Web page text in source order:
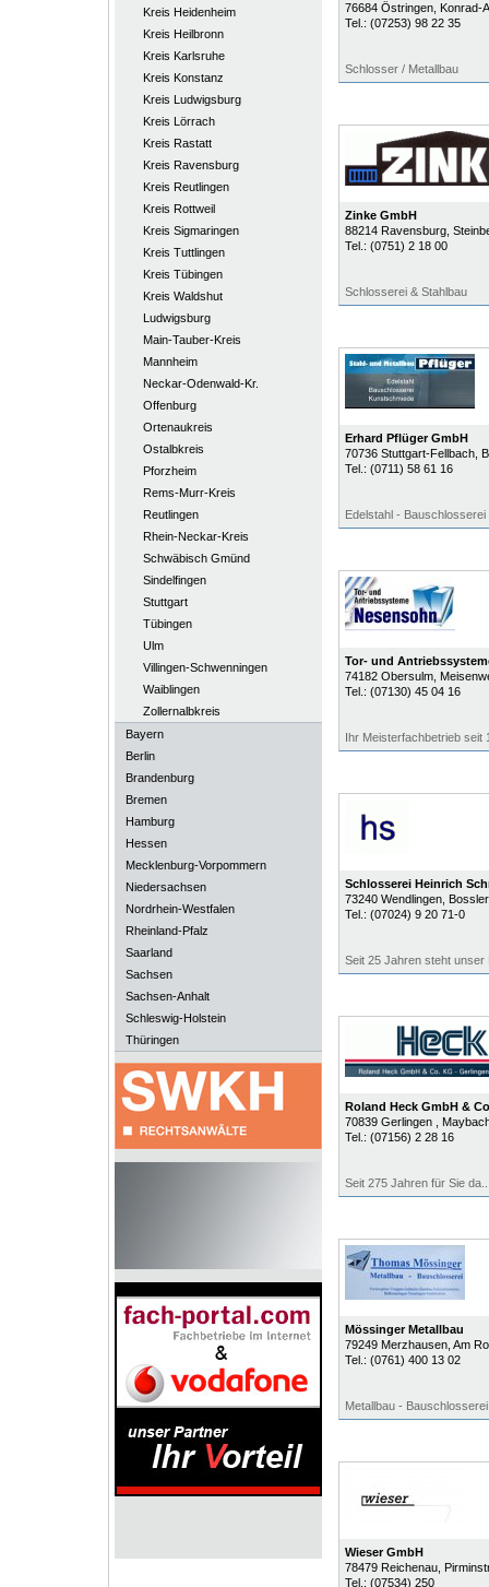
Kreis Heidenheim
Kreis Heilbronn
Kreis Karlsruhe
Kreis Konstanz
Kreis Ludwigsburg
Kreis Lörrach
Kreis Rastatt
Kreis Ravensburg
Kreis Reutlingen
Kreis Rottweil
Kreis Sigmaringen
Kreis Tuttlingen
Kreis Tübingen
Kreis Waldshut
Ludwigsburg
Main-Tauber-Kreis
Mannheim
Neckar-Odenwald-Kr.
Offenburg
Ortenaukreis
Ostalbkreis
Pforzheim
Rems-Murr-Kreis
Reutlingen
Rhein-Neckar-Kreis
Schwäbisch Gmünd
Sindelfingen
Stuttgart
Tübingen
Ulm
Villingen-Schwenningen
Waiblingen
Zollernalbkreis
Bayern
Berlin
Brandenburg
Bremen
Hamburg
Hessen
Mecklenburg-Vorpommern
Niedersachsen
Nordrhein-Westfalen
Rheinland-Pfalz
Saarland
Sachsen
Sachsen-Anhalt
Schleswig-Holstein
Thüringen
76684 Östringen, Konrad-
Tel.: (07253) 98 22 35
Schlosser / Metallbau
Zinke GmbH
88214 Ravensburg,
Tel.: (0751) 2 18 00
Schlosserei & Stahlbau
Erhard Pflüger GmbH
70736 Stuttgart-Fellbach,
Tel.: (0711) 58 61 16
Edelstahl -
Tor- und
74182 Obersulm,
Tel.: (07130) 45 04 16
Ihr Meisterfachbetrieb seit
Schlosserei Heinrich
73240 Wendlingen,
Tel.: (07024) 9 20 71-0
Seit 25 Jahren steht unser
Roland Heck GmbH &
70839 Gerlingen
,
Tel.: (07156) 2 28 16
Seit 275 Jahren für Sie
Mössinger Metallbau
79249 Merzhausen, Am
Tel.: (0761) 400 13 02
Metallbau - Bauschlosserei
Wieser GmbH
78479 Reichenau,
Tel.: (07534) 250